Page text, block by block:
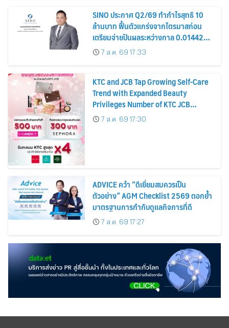
SINO ประกาศ Q2/69 ทำกำไรสุทธิ 10
ล้านบาท ฟื้นตัวแกร่งจากไตรมาสก่อน
เตรียมจ่ายปันผลระหว่างกาล 0.014423
บาทต่อหุ้น ครึ่งปีหลังมุ่งเติบโตต่อเนื่อง
7 ส.ค. 69 17:33
KTC and JCB Tap Growing Self-Care
Trend with Expanded Beauty
Privileges Number of KTC JCB
Cardmembers Spending on
Cosmetics Rises 26%
7 ส.ค. 69 17:30
ADVICE คว้า “ดีเยี่ยมสมควรเป็น
ตัวอย่าง” AGM Checklist 2569 ตอกย้ำ
มาตรฐานการกำกับดูแลกิจการที่ดี
7 ส.ค. 69 17:27